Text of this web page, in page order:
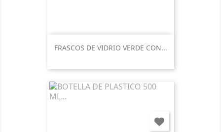
FRASCOS DE VIDRIO VERDE CON...